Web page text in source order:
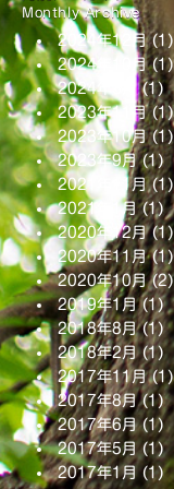
Monthly Archive
2024年12月(1)
2024年10月(1)
2024年3月(1)
2023年11月(1)
2023年10月(1)
2023年9月(1)
2021年11月(1)
2021年1月 (1)
2020年12月(1)
2020年11月(1)
2020年10月(2)
2019年1月(1)
2018年8月(1)
2018年2月 (1)
2017年11月(1)
2017年8月(1)
2017年6月(1)
2017年5月 (1)
2017年1月(1)